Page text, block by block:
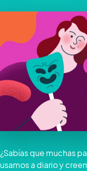
¿Sabías que muchas
usamos a diario y